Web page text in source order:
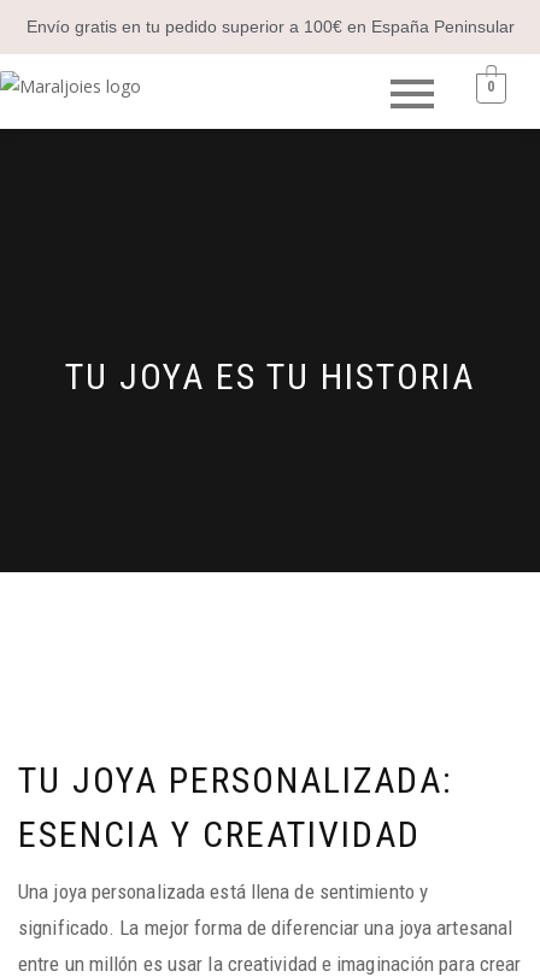
Envío gratis en tu pedido superior a 100€ en España Peninsular
0
TU JOYA ES TU HISTORIA
TU JOYA PERSONALIZADA:
ESENCIA Y CREATIVIDAD
Una joya personalizada está llena de sentimiento y
significado. La mejor forma de diferenciar una joya artesanal
entre un millón es usar la creatividad e imaginación para crear